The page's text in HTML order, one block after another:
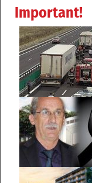
Important!